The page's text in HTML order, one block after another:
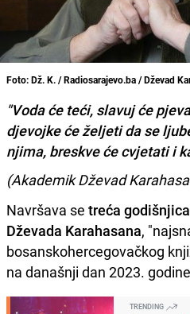
Foto: Dž. K. / Radiosarajevo.ba / Dževad
"Voda će teći, slavuj će
djevojke će željeti da se
njima, breskve će cvjetati i
(Akademik Dževad
Navršava se treća
Dževada Karahasana,
bosanskohercegovačkog
na današnji dan 2023.
TRENDING